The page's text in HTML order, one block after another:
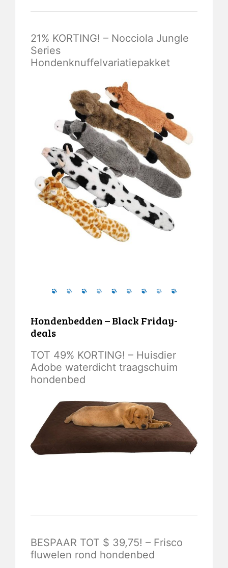
21% KORTING! – Nocciola Jungle
Series
Hondenknuffelvariatiepakket
Hondenbedden – Black Friday-
deals
TOT 49% KORTING! – Huisdier
Adobe waterdicht traagschuim
hondenbed
BESPAAR TOT $ 39,75! – Frisco
fluwelen rond hondenbed